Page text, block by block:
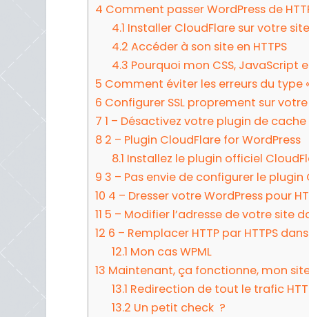
4 Comment passer WordPress de
4.1 Installer CloudFlare sur votre
4.2 Accéder à son site en HTTPS
4.3 Pourquoi mon CSS, JavaScript
5 Comment éviter les erreurs du type
6 Configurer SSL proprement sur
7 1 – Désactivez votre plugin de cache
8 2 – Plugin CloudFlare for WordPress
8.1 Installez le plugin officiel
9 3 – Pas envie de configurer le plugin
10 4 – Dresser votre WordPress pour
11 5 – Modifier l’adresse de votre site
12 6 – Remplacer HTTP par HTTPS
12.1 Mon cas WPML
13 Maintenant, ça fonctionne, mon site
13.1 Redirection de tout le trafic
13.2 Un petit check ?